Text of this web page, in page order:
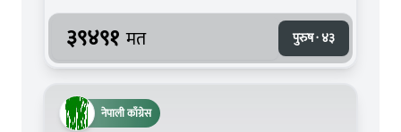
३९४९१ मत पुरुष · ४३
नेपाली काँग्रेस